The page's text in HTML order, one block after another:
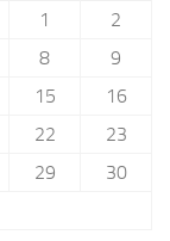
1
2
8
9
15
16
22
23
29
30